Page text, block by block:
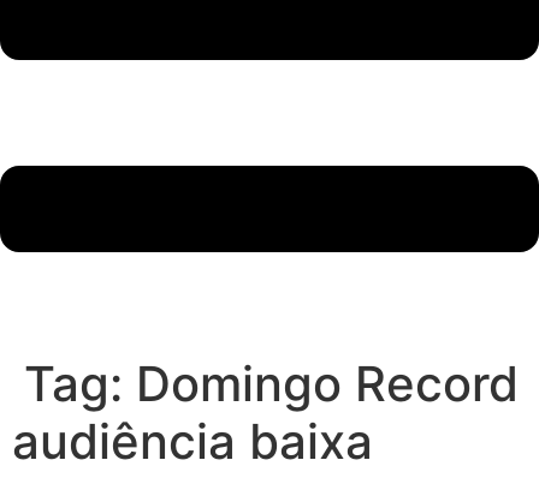
Tag: Domingo Record
audiência baixa